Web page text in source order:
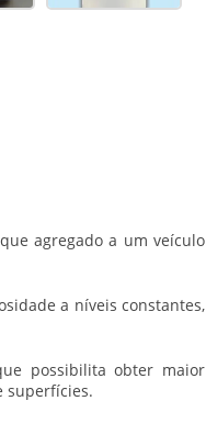
agregado a um veículo
a níveis constantes,
possibilita obter maior
superfícies.